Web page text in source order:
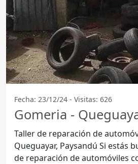
Fecha: 23/12/24 - Visitas: 626
Gomeria -
Taller de reparación de
Queguayar, Paysandú Si estás buscando un taller
de reparación de automóviles